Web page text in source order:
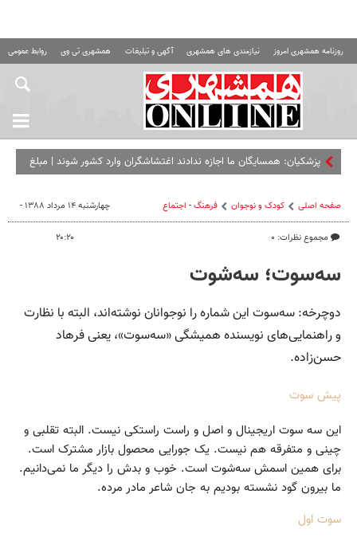
روزنامه همشهری امروز نیازمندی های همشهری آگهی و تبلیغات همشهری تی وی روابط عمومی
پزشکیان: همسایگان ما اجازه ندادند اغتشاشگران وارد کشور شوند | مبلغ
صفحه اصلی کودک و نوجوان فرهنگ - اجتماع
مجموع نظرات: ۰
چهارشنبه ۱۴ مرداد ۱۳۸۸ -
۲۰:۲۰
سه‌سوت؛ سه‌شوت
دوچرخه: سه‌سوت این شماره را نوجوانان نوشته‌اند، البته با نظارت
و راهنمایی‌های نویسنده همیشگی «سه‌سوت»، یعنی فرهاد
حسن‌زاده.
پیش سوت
این سه سوت اریجینال و اصل و راست راستکی نیست. البته تقلبی و
چینی و متفرقه هم نیست. یک جورایی محصول بازار مشترک است.
برای همین اسمش سه‌شوت است. خوب و بدش را دیگر ما نمی‌دانیم.
ما بیرون گود نشسته بودیم به جان شاعر مادر مرده.
سوت اول